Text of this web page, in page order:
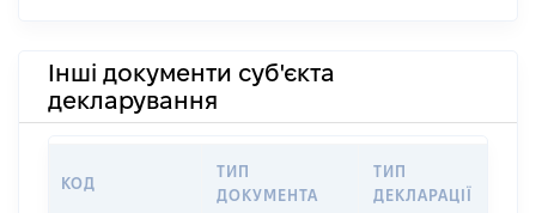
Інші документи суб'єкта
декларування
КОД
ТИП
ДОКУМЕНТА
ТИП
ДЕКЛАРАЦІЇ